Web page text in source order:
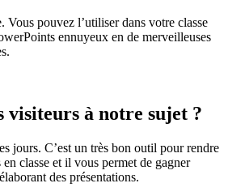
Vous pouvez l’utiliser dans votre classe
ennuyeux en de merveilleuses
visiteurs à notre sujet ?
jours. C’est un très bon outil pour rendre
en classe et il vous permet de gagner
des présentations.